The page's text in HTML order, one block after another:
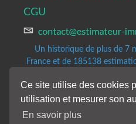
Ce site utilise des cookies
utilisation et mesurer son
En savoir plus
CGU
Un historique de plus de 7
France et de 185138
Copyrights © 2020-2023 All Rights
Site d'estimation